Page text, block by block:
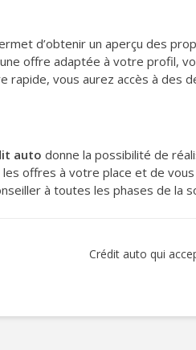
d’obtenir un aperçu des
offre adaptée à votre profil,
vous aurez accès à des
auto donne la possibilité de
offres à votre place et de
à toutes les phases de la
Crédit auto qui